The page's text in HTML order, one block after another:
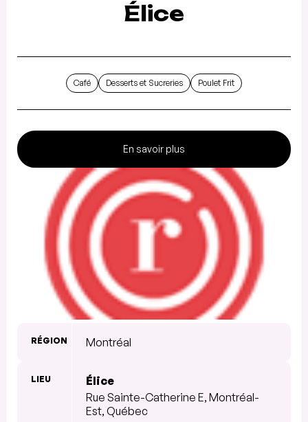
Élice
Café Desserts et Sucreries Poulet Frit
En savoir plus
RÉGION Montréal
LIEU
Élice
Rue Sainte-Catherine E, Montréal-
Est, Québec